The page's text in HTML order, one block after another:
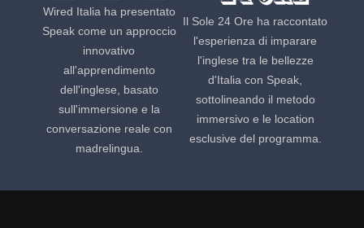
Wired Italia ha presentato
Speak come un approccio
innovativo
all'apprendimento
dell'inglese, basato
sull'immersione e la
conversazione reale con
madrelingua.
Il Sole 24 Ore ha raccontato
l'esperienza di imparare
l'inglese tra le bellezze
d'Italia con Speak,
sottolineando il metodo
immersivo e le location
esclusive del programma.